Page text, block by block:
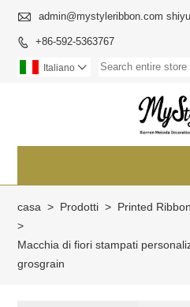
 admin@mystyleribbon.com
 +86-592-5363767
Italiano 
casa > Prodotti > Printed Ribbon
>
Macchia di fiori stampati
grosgrain